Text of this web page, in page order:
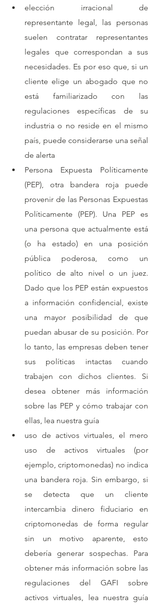
elección irracional de
representante legal, las personas
suelen contratar representantes
legales que correspondan a sus
necesidades. Es por eso que, si un
cliente elige un abogado que no
está familiarizado con las
regulaciones específicas de su
industria o no reside en el mismo
país, puede considerarse una señal
de alerta
Persona Expuesta Políticamente
(PEP), otra bandera roja puede
provenir de las Personas Expuestas
Políticamente (PEP). Una PEP es
una persona que actualmente está
(o ha estado) en una posición
pública poderosa, como un
político de alto nivel o un juez.
Dado que los PEP están expuestos
a información confidencial, existe
una mayor posibilidad de que
puedan abusar de su posición. Por
lo tanto, las empresas deben tener
sus políticas intactas cuando
trabajen con dichos clientes. Si
desea obtener más información
sobre las PEP y cómo trabajar con
ellas, lea nuestra guía
uso de activos virtuales, el mero
uso de activos virtuales (por
ejemplo, criptomonedas) no indica
una bandera roja. Sin embargo, si
se detecta que un cliente
intercambia dinero fiduciario en
criptomonedas de forma regular
sin un motivo aparente, esto
debería generar sospechas. Para
obtener más información sobre las
regulaciones del GAFI sobre
activos virtuales, lea nuestra guía